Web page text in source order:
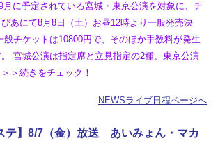
月に予定されている宮城・東京公演を対象に、チ
あにて8月8日（土）お昼12時より一般発売決
般チケットは10800円で、そのほか手数料が発生
。 宮城公演は指定席と立見指定の2種、東京公演
＞続きをチェック！
NEWSライブ日程ページへ
テ】8/7（金）放送 あいみょん・マカ